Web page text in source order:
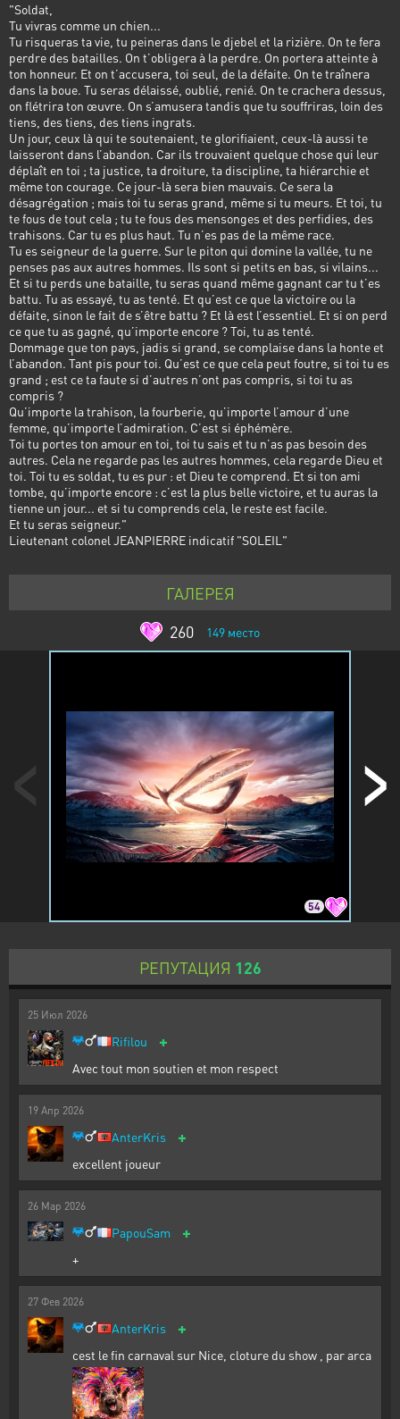
"Soldat,
Tu vivras comme un chien...
Tu risqueras ta vie, tu peineras dans le djebel et la rizière. On te fera
perdre des batailles. On t’obligera à la perdre. On portera atteinte à
ton honneur. Et on t’accusera, toi seul, de la défaite. On te traînera
dans la boue. Tu seras délaissé, oublié, renié. On te crachera dessus,
on flétrira ton œuvre. On s’amusera tandis que tu souffriras, loin des
tiens, des tiens, des tiens ingrats.
Un jour, ceux là qui te soutenaient, te glorifiaient, ceux-là aussi te
laisseront dans l’abandon. Car ils trouvaient quelque chose qui leur
déplaît en toi ; ta justice, ta droiture, ta discipline, ta hiérarchie et
même ton courage. Ce jour-là sera bien mauvais. Ce sera la
désagrégation ; mais toi tu seras grand, même si tu meurs. Et toi, tu
te fous de tout cela ; tu te fous des mensonges et des perfidies, des
trahisons. Car tu es plus haut. Tu n’es pas de la même race.
Tu es seigneur de la guerre. Sur le piton qui domine la vallée, tu ne
penses pas aux autres hommes. Ils sont si petits en bas, si vilains...
Et si tu perds une bataille, tu seras quand même gagnant car tu t’es
battu. Tu as essayé, tu as tenté. Et qu’est ce que la victoire ou la
défaite, sinon le fait de s’être battu ? Et là est l’essentiel. Et si on perd
ce que tu as gagné, qu’importe encore ? Toi, tu as tenté.
Dommage que ton pays, jadis si grand, se complaise dans la honte et
l’abandon. Tant pis pour toi. Qu’est ce que cela peut foutre, si toi tu es
grand ; est ce ta faute si d’autres n’ont pas compris, si toi tu as
compris ?
Qu’importe la trahison, la fourberie, qu’importe l’amour d’une
femme, qu’importe l’admiration. C’est si éphémère.
Toi tu portes ton amour en toi, toi tu sais et tu n’as pas besoin des
autres. Cela ne regarde pas les autres hommes, cela regarde Dieu et
toi. Toi tu es soldat, tu es pur : et Dieu te comprend. Et si ton ami
tombe, qu’importe encore : c’est la plus belle victoire, et tu auras la
tienne un jour... et si tu comprends cela, le reste est facile.
Et tu seras seigneur."
Lieutenant colonel JEANPIERRE indicatif "SOLEIL"
ГАЛЕРЕЯ
260
149 место
54
РЕПУТАЦИЯ 126
25 Июл 2026
Rifilou +
Avec tout mon soutien et mon respect
19 Апр 2026
AnterKris +
excellent joueur
26 Мар 2026
PapouSam +
+
27 Фев 2026
AnterKris +
cest le fin carnaval sur Nice, cloture du show , par arca